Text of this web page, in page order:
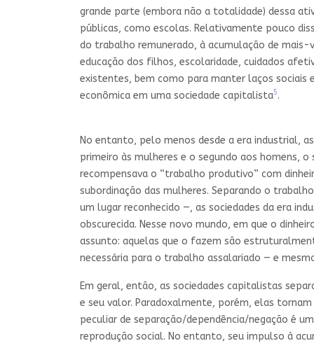
grande parte (embora não a totalidade) dessa
públicas, como escolas. Relativamente pouco
do trabalho remunerado, à acumulação de
educação dos filhos, escolaridade, cuidados
existentes, bem como para manter laços sociais
econômica em uma sociedade capitalista5.
No entanto, pelo menos desde a era industrial,
primeiro às mulheres e o segundo aos homens,
recompensava o “trabalho produtivo” com
subordinação das mulheres. Separando o
um lugar reconhecido —, as sociedades da era
obscurecida. Nesse novo mundo, em que o
assunto: aquelas que o fazem são
necessária para o trabalho assalariado — e
Em geral, então, as sociedades capitalistas
e seu valor. Paradoxalmente, porém, elas
peculiar de separação/dependência/negação é
reprodução social. No entanto, seu impulso à